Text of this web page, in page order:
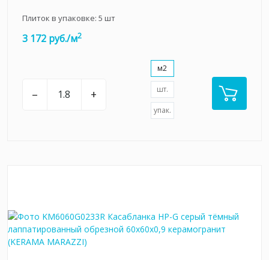
Плиток в упаковке: 5 шт
3 172 руб./м2
– +
м2
шт.
упак.